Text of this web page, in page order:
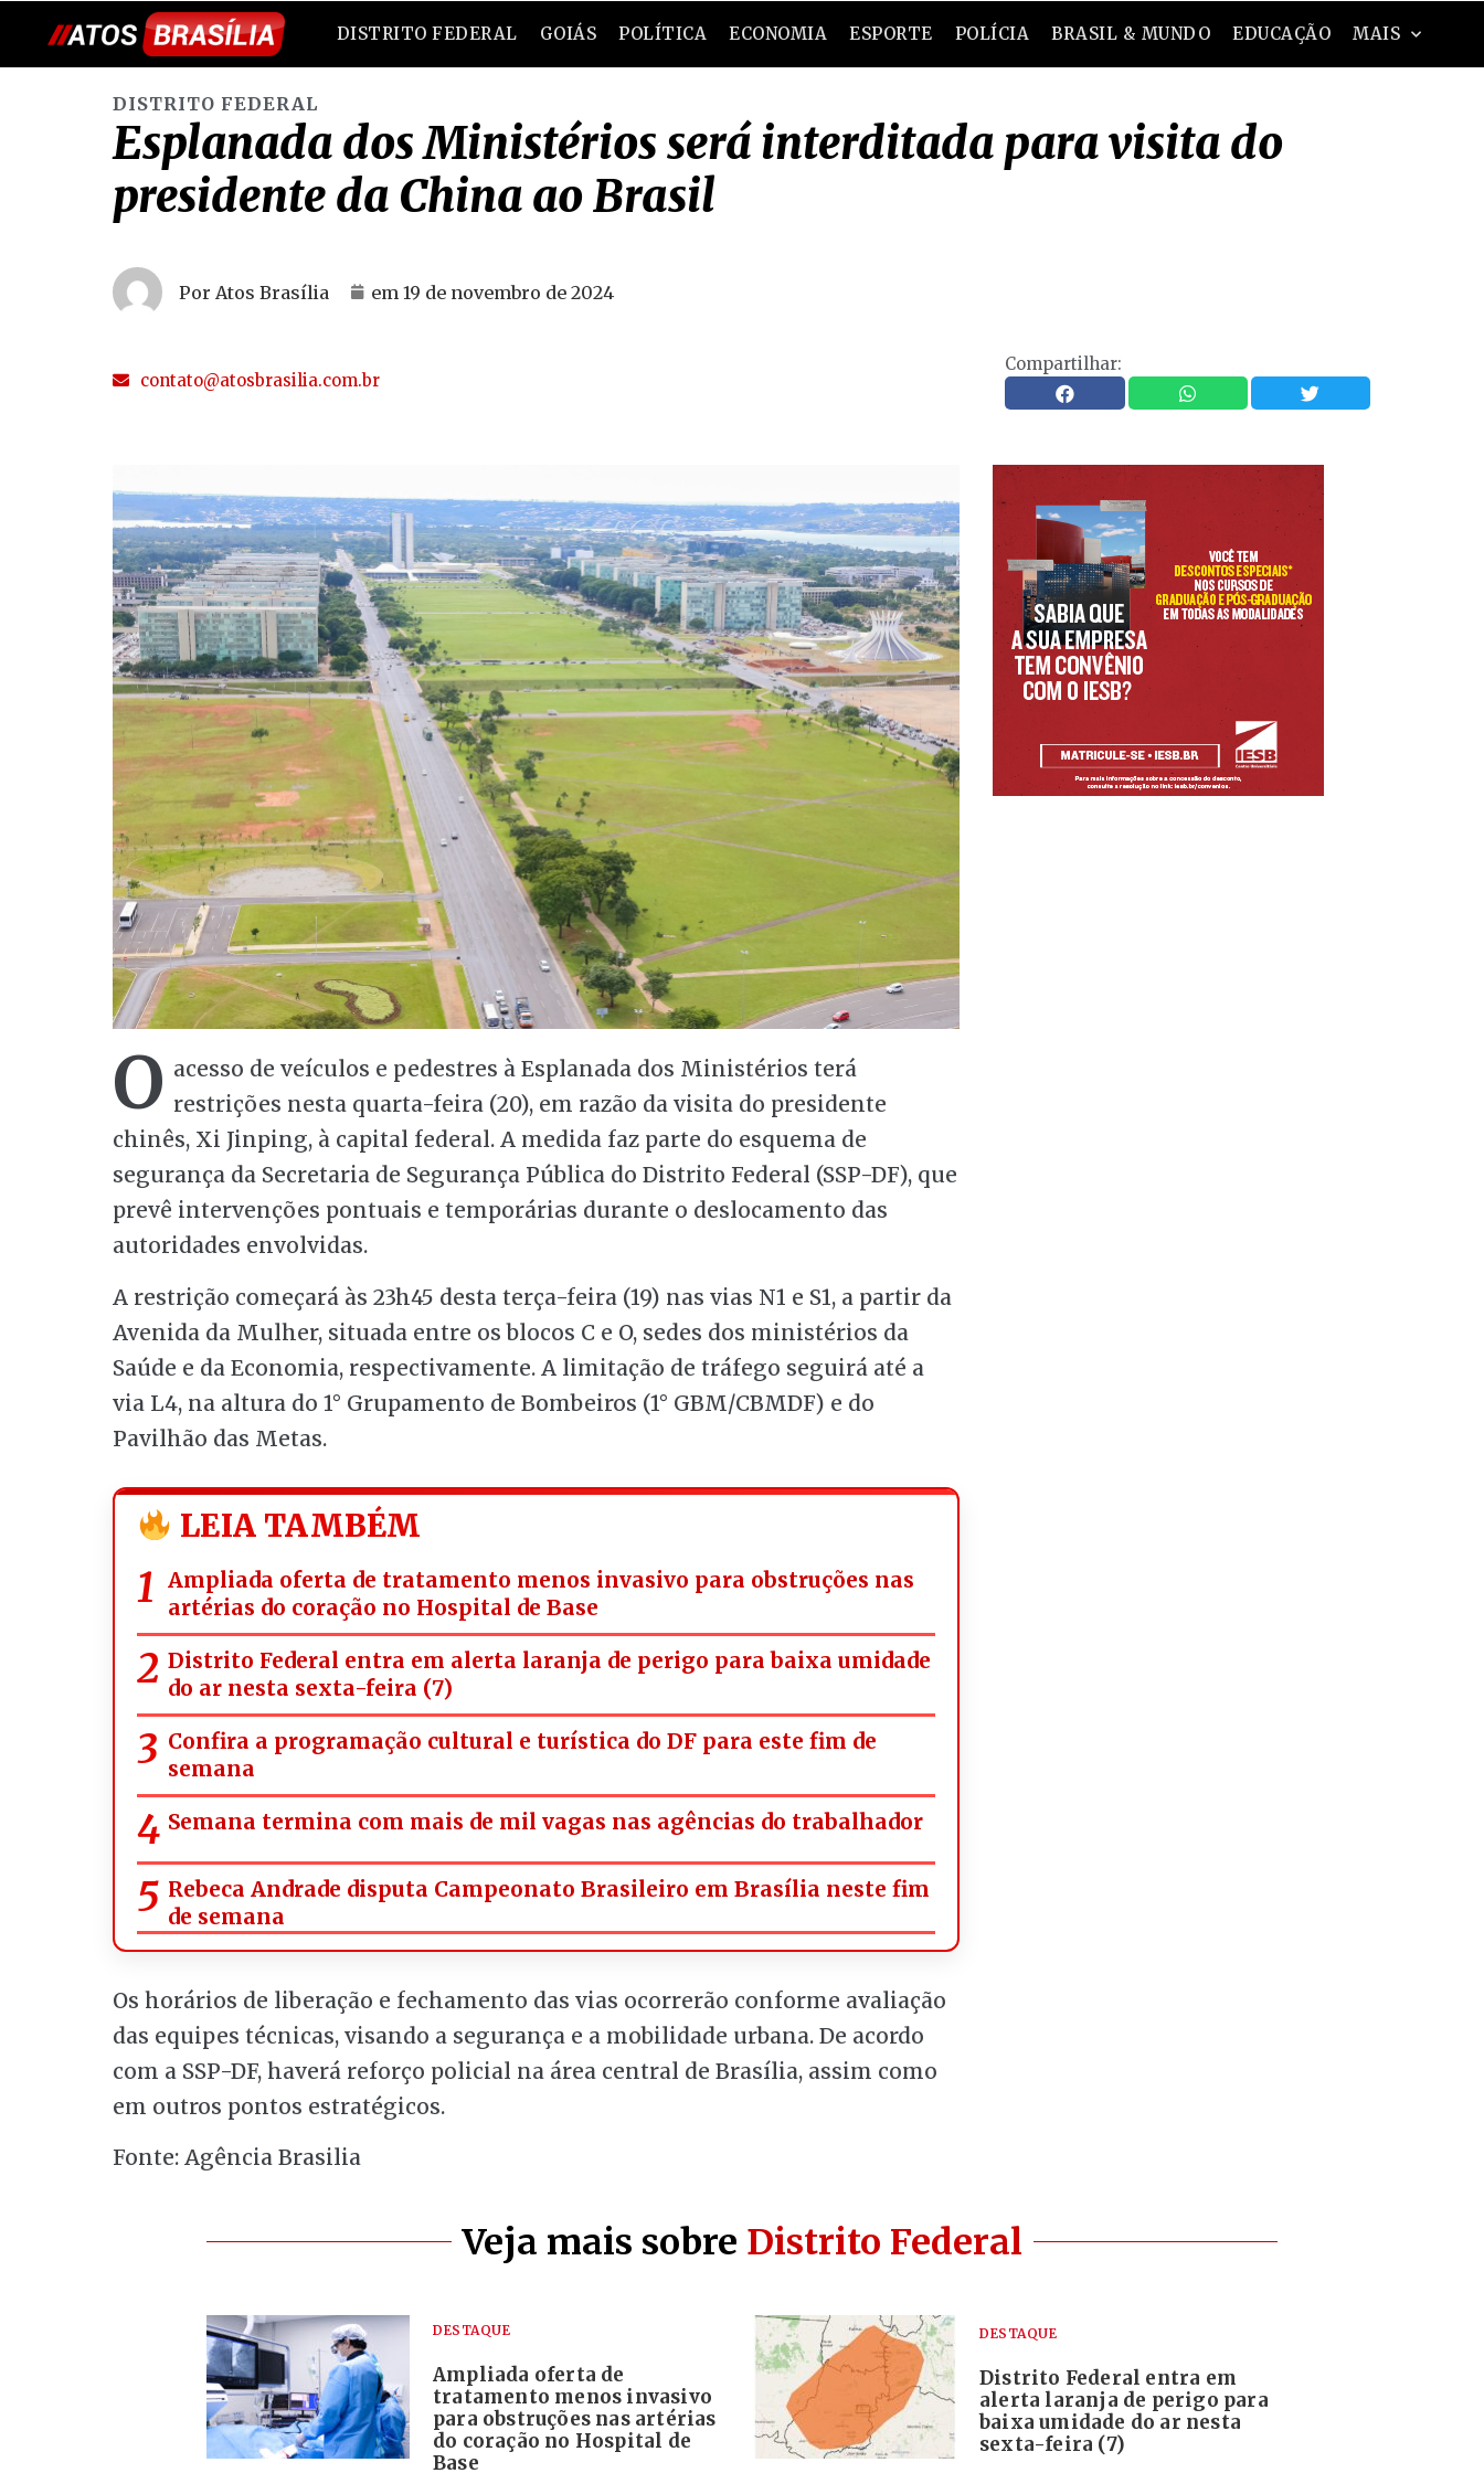
DISTRITO FEDERAL GOIÁS POLÍTICA ECONOMIA ESPORTE POLÍCIA BRASIL & MUNDO EDUCAÇÃO MAIS
DISTRITO FEDERAL
Esplanada dos Ministérios será interditada para visita do
presidente da China ao Brasil
Por Atos Brasília em 19 de novembro de 2024
contato@atosbrasilia.com.br
Compartilhar:
O acesso de veículos e pedestres à Esplanada dos Ministérios terá
restrições nesta quarta-feira (20), em razão da visita do presidente
chinês, Xi Jinping, à capital federal. A medida faz parte do esquema de
segurança da Secretaria de Segurança Pública do Distrito Federal (SSP-DF), que
prevê intervenções pontuais e temporárias durante o deslocamento das
autoridades envolvidas.
A restrição começará às 23h45 desta terça-feira (19) nas vias N1 e S1, a partir da
Avenida da Mulher, situada entre os blocos C e O, sedes dos ministérios da
Saúde e da Economia, respectivamente. A limitação de tráfego seguirá até a
via L4, na altura do 1° Grupamento de Bombeiros (1° GBM/CBMDF) e do
Pavilhão das Metas.
LEIA TAMBÉM
Ampliada oferta de tratamento menos invasivo para obstruções nas
artérias do coração no Hospital de Base
Distrito Federal entra em alerta laranja de perigo para baixa umidade
do ar nesta sexta-feira (7)
Confira a programação cultural e turística do DF para este fim de
semana
Semana termina com mais de mil vagas nas agências do trabalhador
Rebeca Andrade disputa Campeonato Brasileiro em Brasília neste fim
de semana
Os horários de liberação e fechamento das vias ocorrerão conforme avaliação
das equipes técnicas, visando a segurança e a mobilidade urbana. De acordo
com a SSP-DF, haverá reforço policial na área central de Brasília, assim como
em outros pontos estratégicos.
Fonte: Agência Brasilia
Veja mais sobre Distrito Federal
DESTAQUE
Ampliada oferta de
tratamento menos invasivo
para obstruções nas artérias
do coração no Hospital de
Base
DESTAQUE
Distrito Federal entra em
alerta laranja de perigo para
baixa umidade do ar nesta
sexta-feira (7)